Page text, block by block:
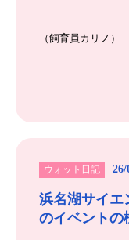
（飼育員カリノ）
ウォット日記 26/
浜名湖サイ
のイベントの